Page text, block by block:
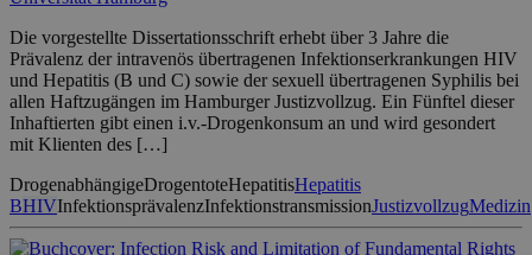
Die vorgestellte Dissertationsschrift erhebt über 3 Jahre die
Prävalenz der intravenös übertragenen Infektionserkrankungen HIV
und Hepatitis (B und C) sowie der sexuell übertragenen Syphilis bei
allen Haftzugängen im Hamburger Justizvollzug. Ein Fünftel dieser
Inhaftierten gibt einen i.v.-Drogenkonsum an und wird gesondert
mit Klienten des […]
DrogenabhängigeDrogentoteHepatitisHepatitis
BHIVInfektionsprävalenzInfektionstransmissionJustizvollzugMedizin